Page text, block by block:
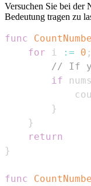
Versuchen Sie bei der
Bedeutung tragen zu
func
for i := 0 ;
// If
if nums
}
}
return
}
func